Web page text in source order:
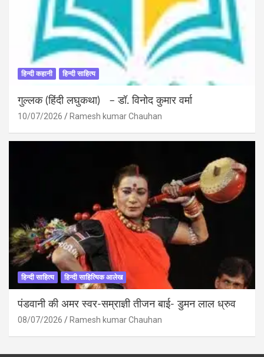
हिन्दी कहानी हिन्दी साहित्य
गुल्लक (हिंदी लघुकथा) – डॉ. विनोद कुमार वर्मा
10/07/2026 Ramesh kumar Chauhan
हिन्दी साहित्य हिन्दी साहित्यिक आलेख
पंडवानी की अमर स्वर-सम्राज्ञी तीजन बाई- डुमन लाल ध्रुव
08/07/2026 Ramesh kumar Chauhan